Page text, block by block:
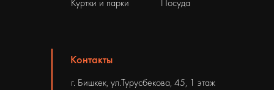
Контакты
г. Бишкек, ул.Турусбекова, 45, 1 этаж
Куртки и парки
Посуда